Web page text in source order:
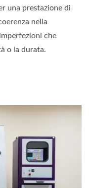
una prestazione di
nella
che
o la durata.